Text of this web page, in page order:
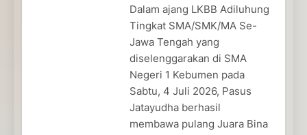
Dalam ajang LKBB Adiluhung
Tingkat SMA/SMK/MA Se-
Jawa Tengah yang
diselenggarakan di SMA
Negeri 1 Kebumen pada
Sabtu, 4 Juli 2026, Pasus
Jatayudha berhasil
membawa pulang Juara Bina